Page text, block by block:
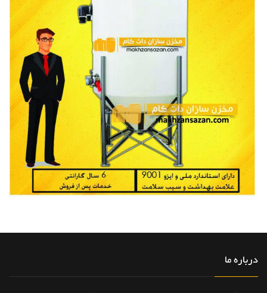
درباره ما